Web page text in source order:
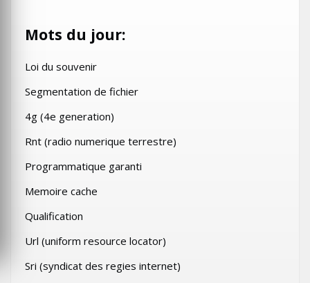
Mots du jour:
Loi du souvenir
Segmentation de fichier
4g (4e generation)
Rnt (radio numerique terrestre)
Programmatique garanti
Memoire cache
Qualification
Url (uniform resource locator)
Sri (syndicat des regies internet)